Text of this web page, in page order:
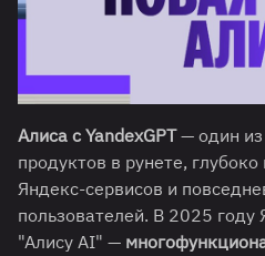
Алиса с YandexGPT— один
продуктов в рунете,
Яндекс-сервисов и
пользователей. В 2025 году
"Алису AI" —